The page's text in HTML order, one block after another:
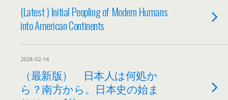
(Latest ) Initial Peopling of Modern Humans
into American Continents
2024-02-14
（最新版） 日本人は何処か
ら？南方から。日本史の始ま